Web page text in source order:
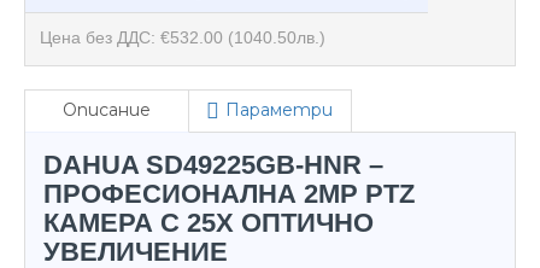
Цена без ДДС: €532.00 (1040.50лв.)
Описание Параметри
DAHUA SD49225GB-HNR –
ПРОФЕСИОНАЛНА 2MP PTZ
КАМЕРА С 25X ОПТИЧНО
УВЕЛИЧЕНИЕ